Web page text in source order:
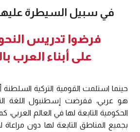
في سبيل السيطرة
فرضوا تدريس
على أبناء العرب
حينما استلمت القومية التركية
هو عربي، ففرضت إسطنبول اللغة
الحكومية التابعة لها في العالم العربي،
بجميع المناطق التابعة لها دون